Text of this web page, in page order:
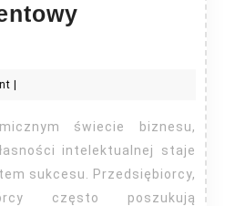
intelektualnej staje
sukcesu. Przedsiębiorcy,
często poszukują